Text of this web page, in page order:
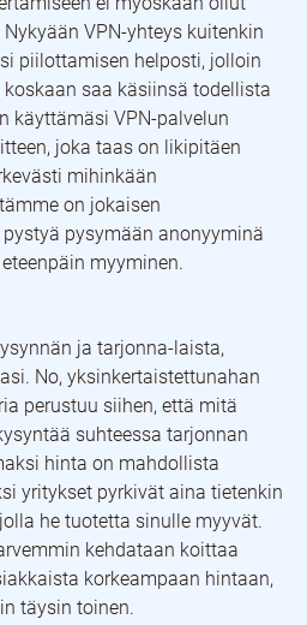
VPN-yhteys kuitenkin
piilottamisen helposti, jolloin
saa käsiinsä todellista
käyttämäsi VPN-palvelun
joka taas on likipitäen
mihinkään
on jokaisen
pysymään anonyyminä
myyminen.
ja tarjonna-laista,
No, yksinkertaistettunahan
perustuu siihen, että mitä
suhteessa tarjonnan
hinta on mahdollista
yritykset pyrkivät aina tietenkin
he tuotetta sinulle myyvät.
kehdataan koittaa
korkeampaan hintaan,
täysin toinen.